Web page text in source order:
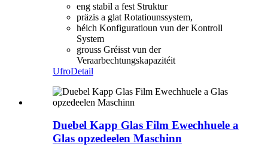
eng stabil a fest Struktur
präzis a glat Rotatiounssystem,
héich Konfiguratioun vun der Kontroll
System
grouss Gréisst vun der
Veraarbechtungskapazitéit
UfroDetail
Duebel Kapp Glas Film Ewechhuele a
Glas opzedeelen Maschinn